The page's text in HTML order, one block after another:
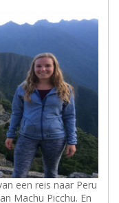
een reis naar Peru
Machu Picchu. En